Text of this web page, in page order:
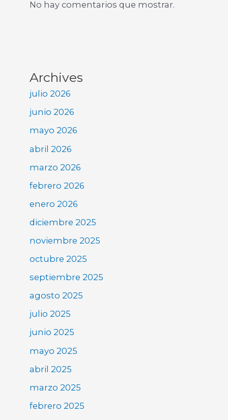
No hay comentarios que mostrar.
Archives
julio 2026
junio 2026
mayo 2026
abril 2026
marzo 2026
febrero 2026
enero 2026
diciembre 2025
noviembre 2025
octubre 2025
septiembre 2025
agosto 2025
julio 2025
junio 2025
mayo 2025
abril 2025
marzo 2025
febrero 2025